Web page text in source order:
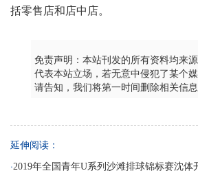
括零售店和店中店。
免责声明：本站刊发的所有资料均来
代表本站立场，若无意中侵犯了某个
请告知，我们将第一时间删除相关信息
延伸阅读：
·2019年全国青年U系列沙滩排球锦标赛沈体